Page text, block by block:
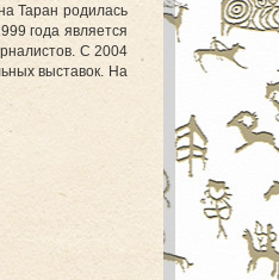
Таран родилась
года является
С 2004
выставок. На